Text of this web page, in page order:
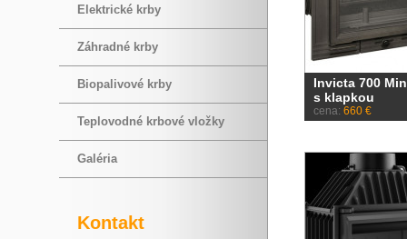
Elektrické krby
Záhradné krby
Biopalivové krby
Teplovodné krbové vložky
Galéria
Kontakt
Invicta 700
s klapkou
cena: 660 €